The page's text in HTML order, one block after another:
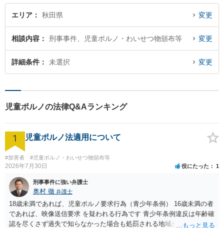
エリア 秋田県 変更
相談内容 刑事事件、児童ポルノ・わいせつ物頒布等 変更
詳細条件 未選択 変更
児童ポルノの法律Q&Aランキング
1 児童ポルノ法適用について
#加害者 #児童ポルノ・わいせつ物頒布等
2026年7月30日 役にたった 1
刑事事件に強い弁護士
奥村 徹 弁護士
18歳未満であれば、児童ポルノ要求行為（青少年条例） 16歳未満の者
であれば、映像送信要求 を疑われる行為です 青少年条例違反は年齢確
認を尽くさず過失で知らなかった場合も処罰される地域があるので、